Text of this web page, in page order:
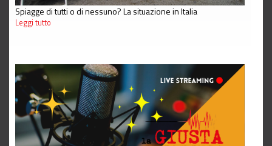
Spiagge di tutti o di nessuno? La situazione in Italia
Leggi tutto